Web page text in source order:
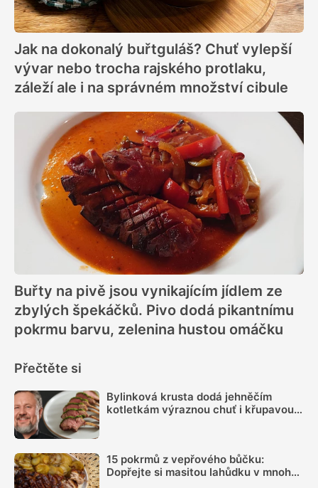
Jak na dokonalý buřtguláš? Chuť vylepší
vývar nebo trocha rajského protlaku,
záleží ale i na správném množství cibule
Buřty na pivě jsou vynikajícím jídlem ze
zbylých špekáčků. Pivo dodá pikantnímu
pokrmu barvu, zelenina hustou omáčku
Přečtěte si
Bylinková krusta dodá jehněčím
kotletkám výraznou chuť i křupavou
15 pokrmů z vepřového bůčku:
Dopřejte si masitou lahůdku v mnoha